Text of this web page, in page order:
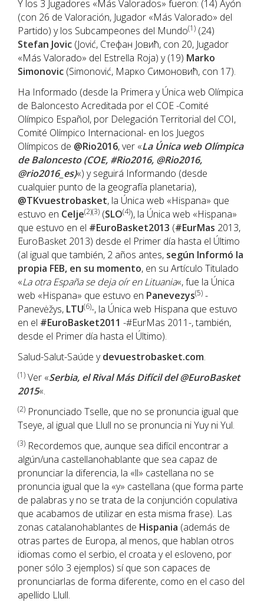
Y los 3 Jugadores «Más Valorados» fueron: (14) Ayón
(con 26 de Valoración, Jugador «Más Valorado» del
Partido) y los Subcampeones del Mundo(1) (24)
Stefan Jovic (Jović, Стефан Јовић, con 20, Jugador
«Más Valorado» del Estrella Roja) y (19) Marko
Simonovic (Simonović, Марко Симоновић, con 17).
Ha Informado (desde la Primera y Única web Olímpica
de Baloncesto Acreditada por el COE -Comité
Olímpico Español, por Delegación Territorial del COI,
Comité Olímpico Internacional- en los Juegos
Olímpicos de @Rio2016, ver «La Única web Olímpica
de Baloncesto (COE, #Rio2016, @Rio2016,
@rio2016_es)«) y seguirá Informando (desde
cualquier punto de la geografía planetaria),
@TKvuestrobasket, la Única web «Hispana» que
estuvo en Celje(2)(3) (SLO(4)), la Única web «Hispana»
que estuvo en el #EuroBasket2013 (#EurMas 2013,
EuroBasket 2013) desde el Primer día hasta el Último
(al igual que también, 2 años antes, según Informó la
propia FEB, en su momento, en su Artículo Titulado
«La otra España se deja oír en Lituania«, fue la Única
web «Hispana» que estuvo en Panevezys(5) -
Panevėžys, LTU(6)-, la Única web Hispana que estuvo
en el #EuroBasket2011 -#EurMas 2011-, también,
desde el Primer día hasta el Último).
Salud-Salut-Saúde ydevuestrobasket.com.
(1) Ver «Serbia, el Rival Más Difícil del @EuroBasket
2015«.
(2) Pronunciado Tselle, que no se pronuncia igual que
Tseye, al igual que Llull no se pronuncia ni Yuy ni Yul.
(3) Recordemos que, aunque sea difícil encontrar a
algún/una castellanohablante que sea capaz de
pronunciar la diferencia, la «ll» castellana no se
pronuncia igual que la «y» castellana (que forma parte
de palabras y no se trata de la conjunción copulativa
que acabamos de utilizar en esta misma frase). Las
zonas catalanohablantes de Hispania (además de
otras partes de Europa, al menos, que hablan otros
idiomas como el serbio, el croata y el esloveno, por
poner sólo 3 ejemplos) sí que son capaces de
pronunciarlas de forma diferente, como en el caso del
apellido Llull.